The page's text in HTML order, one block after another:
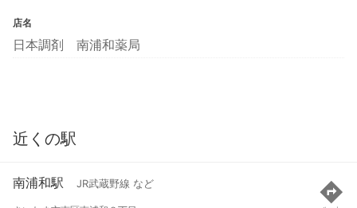
店名
日本調剤 南浦和薬局
近くの駅
南浦和駅 JR武蔵野線 など